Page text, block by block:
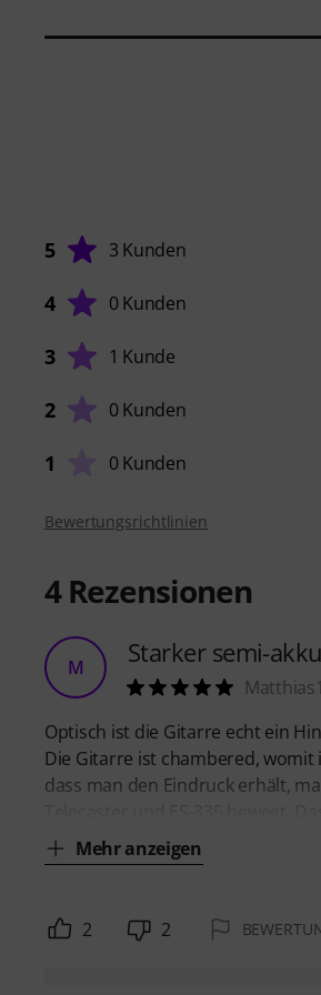
5 3 Kunden
4 0 Kunden
3 1 Kunde
2 0 Kunden
1 0 Kunden
Bewertungsrichtlinien
4Rezensionen
M Starker semi-
Optisch ist die Gitarre echt ein
Die Gitarre ist chambered,
dass man den Eindruck erhält,
Mehr anzeigen
2 2